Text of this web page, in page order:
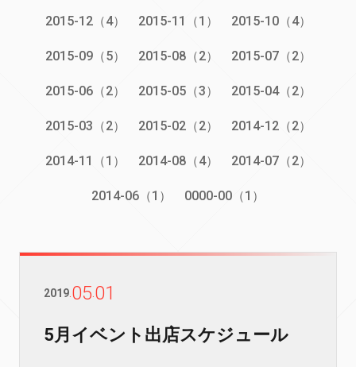
2015-12（4） 2015-11（1） 2015-10（4）
2015-09（5） 2015-08（2） 2015-07（2）
2015-06（2） 2015-05（3） 2015-04（2）
2015-03（2） 2015-02（2） 2014-12（2）
2014-11（1） 2014-08（4） 2014-07（2）
2014-06（1） 0000-00（1）
2019 0501
5月イベント出店スケジュール